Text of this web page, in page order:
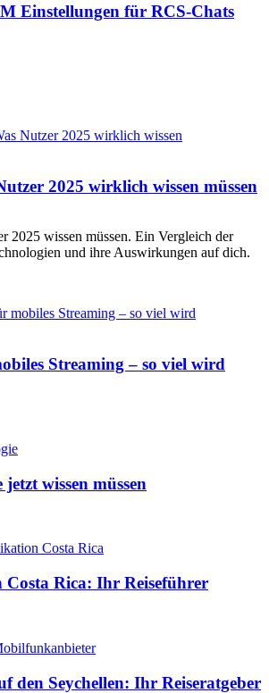
Einstellungen für RCS‑Chats
2025 wirklich wissen müssen
2025 wissen müssen. Ein Vergleich der
und ihre Auswirkungen auf dich.
Streaming – so viel wird
wissen müssen
Rica: Ihr Reiseführer
den Seychellen: Ihr Reiseratgeber